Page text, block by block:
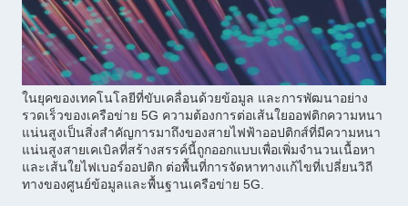
ในยุคของเทคโนโลยีที่ขับเคลื่อนด้วยข้อมูล และการพัฒนาอย่าง
รวดเร็วของเครือข่าย 5G ความต้องการต่อเส้นใยออฟติกความหนา
แน่นสูงเป็นสิ่งสําคัญการมาถึงของสายไฟฟ้าออปติกส์ที่มีความหนา
แน่นสูงสายเคเบิลที่สร้างสรรค์นี้ถูกออกแบบเพื่อเพิ่มจํานวนเนื้อหา
และเส้นใยไฟเบอร์ออปติก ต่อพื้นที่การจัดหาทางแก้ไขที่เปลี่ยนวิถี
ทางของศูนย์ข้อมูลและพื้นฐานเครือข่าย 5G.